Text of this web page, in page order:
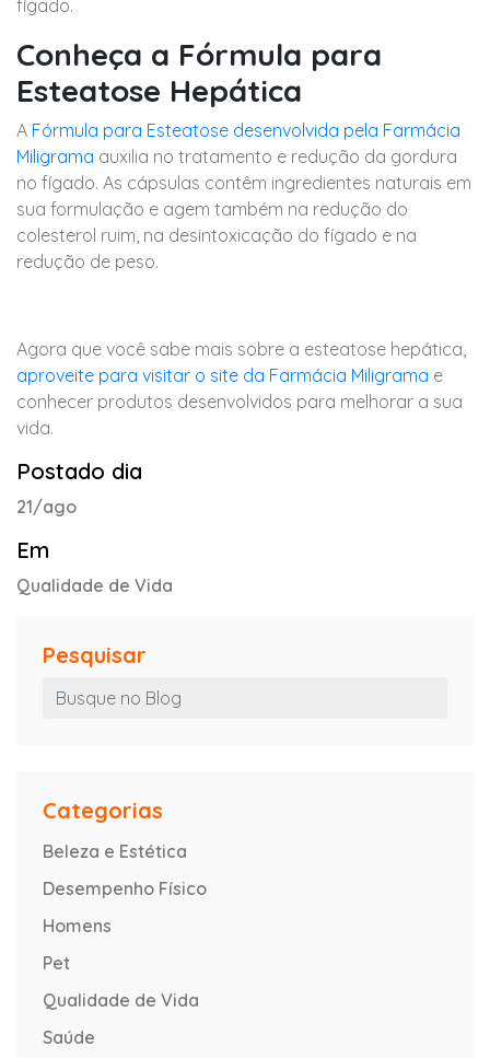
Postado dia
21/ago
Em
Qualidade de Vida
fígado.
Conheça a Fórmula para
Esteatose Hepática
A Fórmula para Esteatose desenvolvida pela Farmácia
Miligrama auxilia no tratamento e redução da gordura
no fígado. As cápsulas contêm ingredientes naturais em
sua formulação e agem também na redução do
colesterol ruim, na desintoxicação do fígado e na
redução de peso.
Agora que você sabe mais sobre a esteatose hepática,
aproveite para visitar o site da Farmácia Miligrama e
conhecer produtos desenvolvidos para melhorar a sua
vida.
Pesquisar
Categorias
Beleza e Estética
Desempenho Físico
Homens
Pet
Qualidade de Vida
Saúde